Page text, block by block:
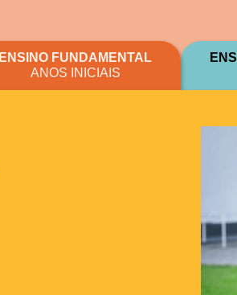
ENSINO FUNDAMENTAL
ANOS INICIAIS